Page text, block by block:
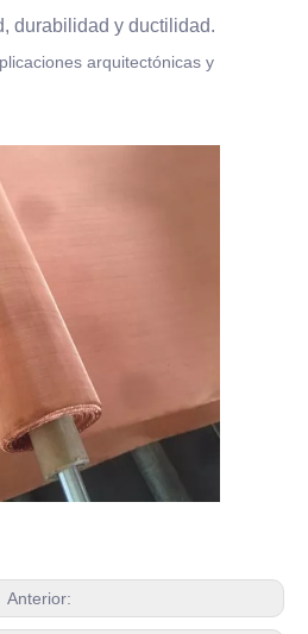
durabilidad y ductilidad.
arquitectónicas y
Anterior: